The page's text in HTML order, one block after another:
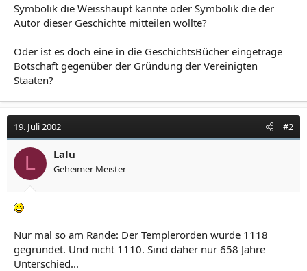
Symbolik die Weisshaupt kannte oder Symbolik die der
Autor dieser Geschichte mitteilen wollte?
Oder ist es doch eine in die GeschichtsBücher eingetrage
Botschaft gegenüber der Gründung der Vereinigten
Staaten?
19. Juli 2002 #2
L Lalu
Geheimer Meister
Nur mal so am Rande: Der Templerorden wurde 1118
gegründet. Und nicht 1110. Sind daher nur 658 Jahre
Unterschied...